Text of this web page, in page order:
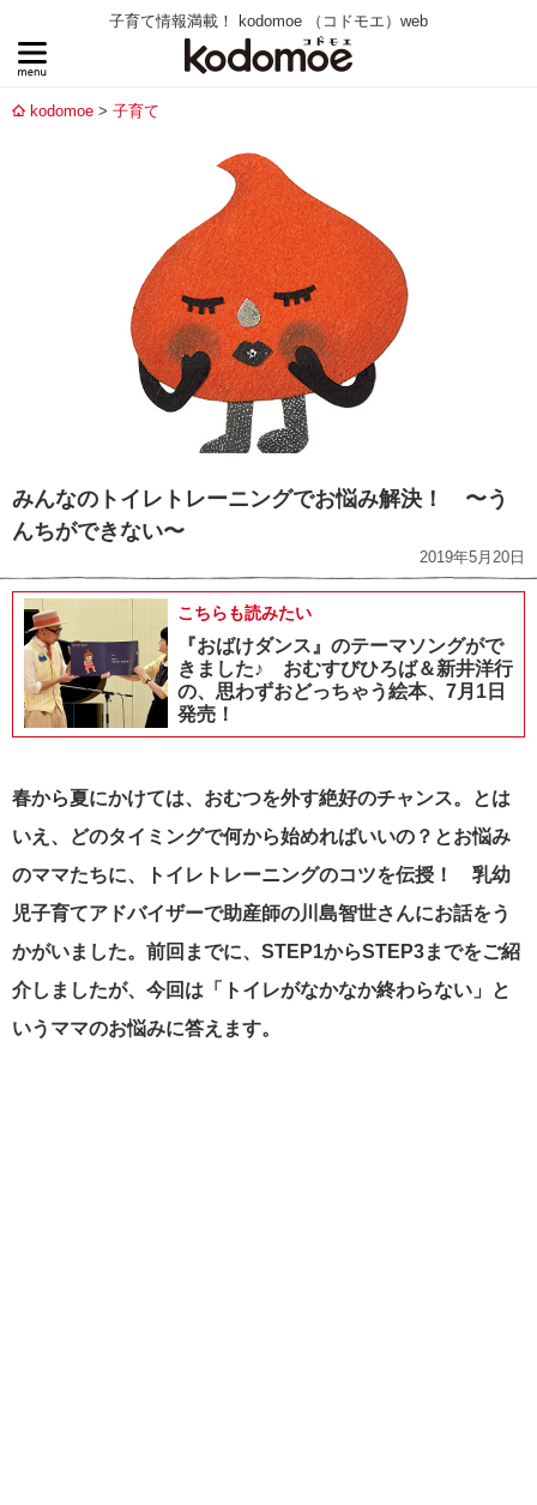
子育て情報満載！ kodomoe （コドモエ）web
kodomoe 子育て
みんなのトイレトレーニングでお悩み解決！ 〜う
んちができない〜
2019年5月20日
こちらも読みたい
『おばけダンス』のテーマソングがで
きました♪ おむすびひろば＆新井洋行
の、思わずおどっちゃう絵本、7月1日
発売！
春から夏にかけては、おむつを外す絶好のチャンス。とは
いえ、どのタイミングで何から始めればいいの？ とお悩み
のママたちに、トイレトレーニングのコツを伝授！ 乳幼
児子育てアドバイザーで助産師の川島智世さんにお話をう
かがいました。前回までに、STEP1からSTEP3までをご紹
介しましたが、今回は「トイレがなかなか終わらない」と
いうママのお悩みに答えます。